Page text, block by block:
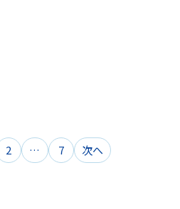
投
2 … 7 次へ